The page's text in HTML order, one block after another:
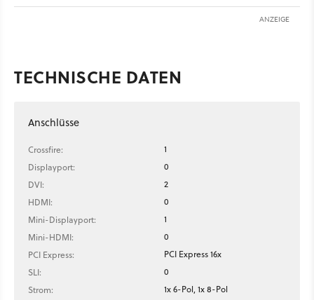
ANZEIGE
TECHNISCHE DATEN
Anschlüsse
Crossfire:
1
Displayport:
0
DVI:
2
HDMI:
0
Mini-Displayport:
1
Mini-HDMI:
0
PCI Express:
PCI Express 16x
SLI:
0
Strom:
1x 6-Pol, 1x 8-Pol